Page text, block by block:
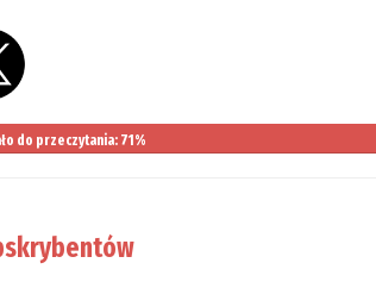
do przeczytania: 71%